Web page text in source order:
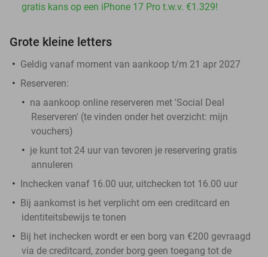
gratis kans op een iPhone 17 Pro t.w.v. €1.329!
Grote kleine letters
Geldig vanaf moment van aankoop t/m 21 apr 2027
Reserveren:
na aankoop online reserveren met 'Social Deal
Reserveren' (te vinden onder het overzicht: mijn
vouchers)
je kunt tot 24 uur van tevoren je reservering gratis
annuleren
Inchecken vanaf 16.00 uur, uitchecken tot 16.00 uur
Bij aankomst is het verplicht om een creditcard en
identiteitsbewijs te tonen
Bij het inchecken wordt er een borg van €200 gevraagd
via de creditcard, zonder borg geen toegang tot de